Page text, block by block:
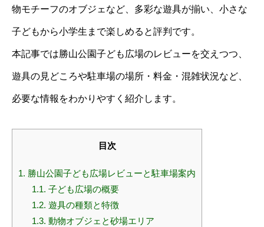
物モチーフのオブジェなど、多彩な遊具が揃い、小さな
子どもから小学生まで楽しめると評判です。
本記事では勝山公園子ども広場のレビューを交えつつ、
遊具の見どころや駐車場の場所・料金・混雑状況など、
必要な情報をわかりやすく紹介します。
目次
1. 勝山公園子ども広場レビューと駐車場案内
1.1. 子ども広場の概要
1.2. 遊具の種類と特徴
1.3. 動物オブジェと砂場エリア